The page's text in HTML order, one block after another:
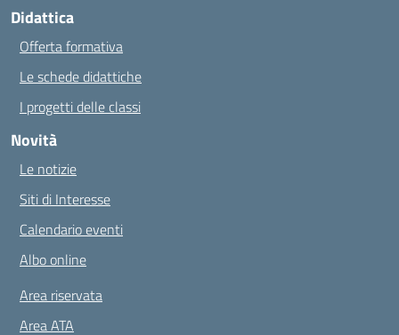
Didattica
Offerta formativa
Le schede didattiche
I progetti delle classi
Novità
Le notizie
Siti di Interesse
Calendario eventi
Albo online
Area riservata
Area ATA